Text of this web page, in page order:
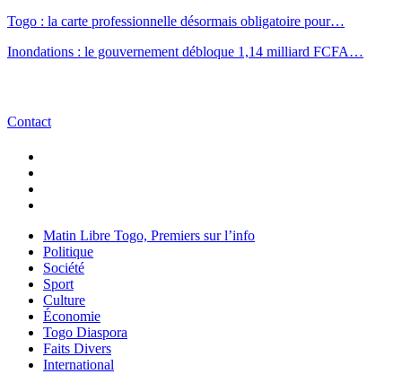
Togo : la carte professionnelle désormais obligatoire pour…
Inondations : le gouvernement débloque 1,14 milliard FCFA…
Contact
Matin Libre Togo, Premiers sur l’info
Politique
Société
Sport
Culture
Économie
Togo Diaspora
Faits Divers
International